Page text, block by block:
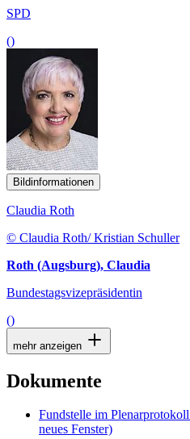
SPD
()
Bildinformationen
Claudia Roth
© Claudia Roth/ Kristian Schuller
Roth (Augsburg), Claudia
Bundestagsvizepräsidentin
()
mehr anzeigen
Dokumente
Fundstelle im Plenarprotokoll
neues Fenster)